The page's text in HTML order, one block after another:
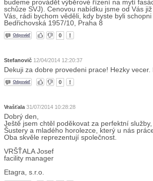
budeme provádět výběrové řízení na mytí
schůze SVJ). Cenovou nabídku jsme od Vás
Vás, rádi bychom věděli, kdy byste byli
Bedřichovská 1957/10, Praha 8
Odpověď 0
Stefanovič 12/04/2014 12:20:37
Dekuji za dobre provedeni prace! Hezky vecer.
Odpověď 0
Vrašťala 31/07/2014 10:28:28
Dobrý den,
Ještě jsem chtěl poděkovat za perfektní
Šustery a mladého horolezce, který u nás
Oba skvěle reprezentují společnost.
VRŠŤALA Josef
facility manager
Etagra, s.r.o.